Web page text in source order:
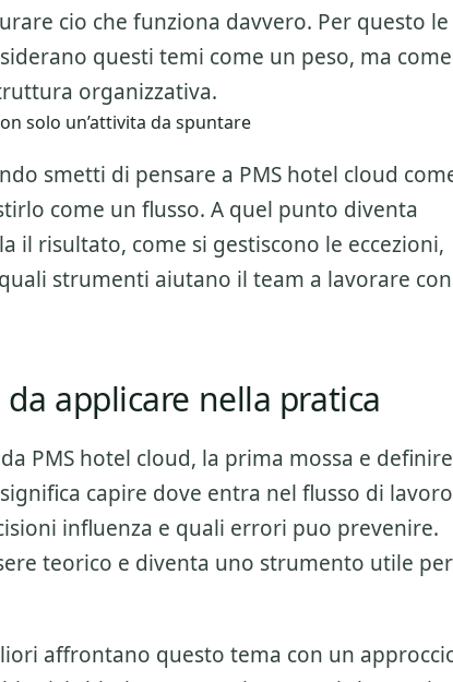
cio che funziona davvero. Per questo le
questi temi come un peso, ma come
organizzativa.
solo un’attivita da spuntare
smetti di pensare a PMS hotel cloud
come un flusso. A quel punto diventa
il risultato, come si gestiscono le eccezioni,
strumenti aiutano il team a lavorare con
applicare nella pratica
PMS hotel cloud, la prima mossa e
capire dove entra nel flusso di
influenza e quali errori puo prevenire.
teorico e diventa uno strumento utile per
affrontano questo tema con un